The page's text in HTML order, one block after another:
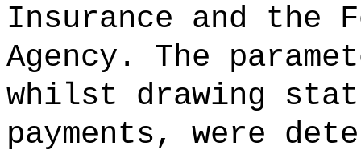
Insurance and the
Agency. The
whilst drawing
payments, were